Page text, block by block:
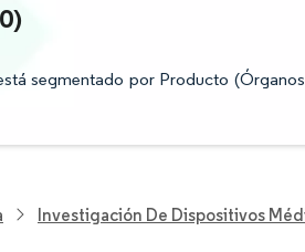
segmentado por Producto
Investigación De Dispositivos